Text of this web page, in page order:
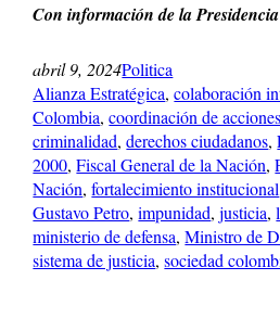
Con información de la
abril 9, 2024Politica
Alianza Estratégica, colaboración
Colombia, coordinación de acciones
criminalidad, derechos ciudadanos,
2000, Fiscal General de la Nación,
Nación, fortalecimiento institucional
Gustavo Petro, impunidad, justicia,
ministerio de defensa, Ministro de
sistema de justicia, sociedad